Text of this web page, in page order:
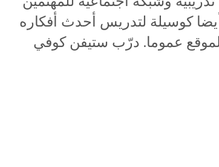
كوسيلة لتدريس أحدث أفكاره
عموما. درّب ستيفن كوفي